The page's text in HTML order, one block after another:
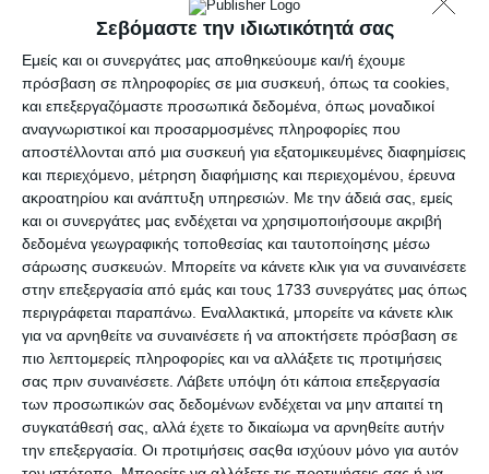
Σεβόμαστε την ιδιωτικότητά σας
Εμείς και οι συνεργάτες μας αποθηκεύουμε και/ή έχουμε
πρόσβαση σε πληροφορίες σε μια συσκευή, όπως τα cookies,
και επεξεργαζόμαστε προσωπικά δεδομένα, όπως μοναδικοί
αναγνωριστικοί και προσαρμοσμένες πληροφορίες που
αποστέλλονται από μια συσκευή για εξατομικευμένες διαφημίσεις
και περιεχόμενο, μέτρηση διαφήμισης και περιεχομένου, έρευνα
ακροατηρίου και ανάπτυξη υπηρεσιών. Με την άδειά σας, εμείς
και οι συνεργάτες μας ενδέχεται να χρησιμοποιήσουμε ακριβή
δεδομένα γεωγραφικής τοποθεσίας και ταυτοποίησης μέσω
σάρωσης συσκευών. Μπορείτε να κάνετε κλικ για να συναινέσετε
στην επεξεργασία από εμάς και τους 1733 συνεργάτες μας όπως
περιγράφεται παραπάνω. Εναλλακτικά, μπορείτε να κάνετε κλικ
για να αρνηθείτε να συναινέσετε ή να αποκτήσετε πρόσβαση σε
πιο λεπτομερείς πληροφορίες και να αλλάξετε τις προτιμήσεις
σας πριν συναινέσετε. Λάβετε υπόψη ότι κάποια επεξεργασία
των προσωπικών σας δεδομένων ενδέχεται να μην απαιτεί τη
συγκατάθεσή σας, αλλά έχετε το δικαίωμα να αρνηθείτε αυτήν
την επεξεργασία. Οι προτιμήσεις σαςθα ισχύουν μόνο για αυτόν
Συντακτική ομάδα 15/01/2021
ΑΘΛΗΤΙΚΆ
“Όλες οι ΑΕΚ του κόσμου” ταξίδεψαν στην
κιτρινόμαυρη Χίο [Βίντεο]
Ο δημοσιογράφος και συγγραφέας Νίκος Αγγελίδης παραχώρησε
συνέντευξη στην
Συντακτική ομάδα 14/07/2018